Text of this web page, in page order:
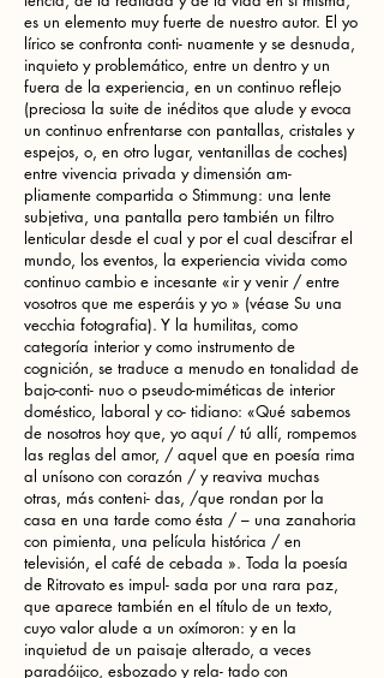
es un elemento muy fuerte de nuestro autor. El yo
lírico se confronta conti- nuamente y se desnuda,
inquieto y problemático, entre un dentro y un
fuera de la experiencia, en un continuo reflejo
(preciosa la suite de inéditos que alude y evoca
un continuo enfrentarse con pantallas, cristales y
espejos, o, en otro lugar, ventanillas de coches)
entre vivencia privada y dimensión am-
pliamente compartida o Stimmung: una lente
subjetiva, una pantalla pero también un filtro
lenticular desde el cual y por el cual descifrar el
mundo, los eventos, la experiencia vivida como
continuo cambio e incesante «ir y venir / entre
vosotros que me esperáis y yo » (véase Su una
vecchia fotografia). Y la humilitas, como
categoría interior y como instrumento de
cognición, se traduce a menudo en tonalidad de
bajo-conti- nuo o pseudo-miméticas de interior
doméstico, laboral y co- tidiano: «Qué sabemos
de nosotros hoy que, yo aquí / tú allí, rompemos
las reglas del amor, / aquel que en poesía rima
al unísono con corazón / y reaviva muchas
otras, más conteni- das, /que rondan por la
casa en una tarde como ésta / – una zanahoria
con pimienta, una película histórica / en
televisión, el café de cebada ». Toda la poesía
de Ritrovato es impul- sada por una rara paz,
que aparece también en el título de un texto,
cuyo valor alude a un oxímoron: y en la
inquietud de un paisaje alterado, a veces
paradóijco, esbozado y rela- tado con